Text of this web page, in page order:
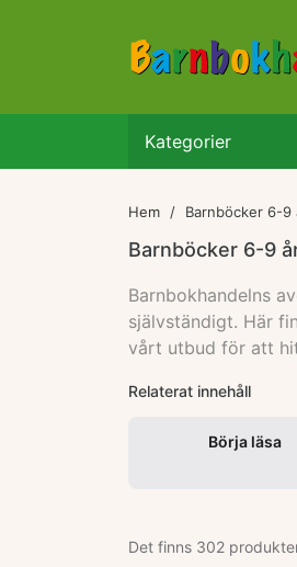
Kategorier
Hem Barnböcker 6-9
Barnböcker 6-9
Barnbokhandelns
självständigt. Här
vårt utbud för att
Relaterat innehåll
Börja läsa
Det finns 302